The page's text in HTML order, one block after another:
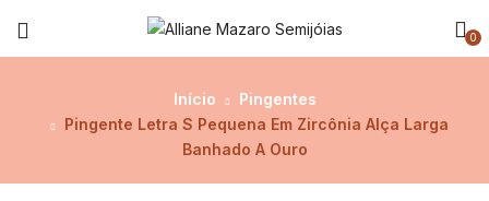
0
Início
Pingentes
Pingente Letra S Pequena Em Zircônia Alça Larga
Banhado A Ouro